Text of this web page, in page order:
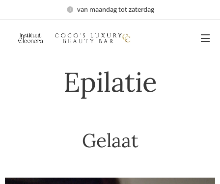
van maandag tot zaterdag
Epilatie
Gelaat